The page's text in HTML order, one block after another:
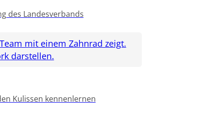
des Landesverbands
Kulissen kennenlernen